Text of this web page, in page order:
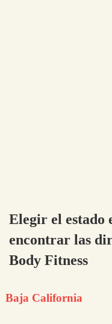
Elegir el estado
encontrar las
Body Fitness
Baja California